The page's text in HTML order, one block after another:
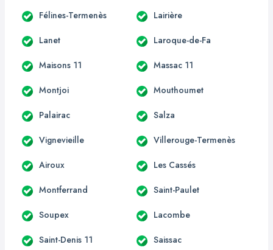
Félines-Termenès Lairière
Lanet Laroque-de-Fa
Maisons 11 Massac 11
Montjoi Mouthoumet
Palairac Salza
Vignevieille Villerouge-Termenès
Airoux Les Cassés
Montferrand Saint-Paulet
Soupex Lacombe
Saint-Denis 11 Saissac